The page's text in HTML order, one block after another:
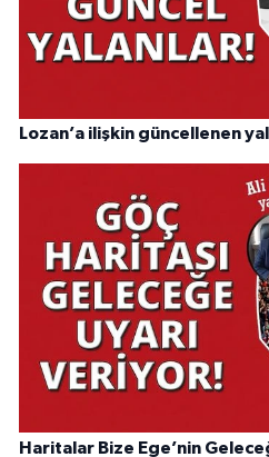
Lozan’a ilişkin güncellenen
Haritalar Bize Ege’nin